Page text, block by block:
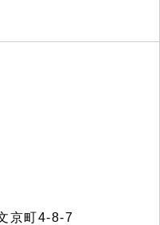
京町4-8-7